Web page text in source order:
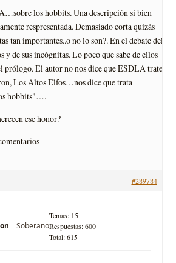
los hobbits. Una descripción si bien
respresentada. Demasiado corta quizás
tan importantes..o no lo son?. En el debate del
y de sus incógnitas. Lo poco que sabe de ellos
prólogo. El autor no nos dice que ESDLA trate
Los Altos Elfos…nos dice que trata
hobbits"….
ese honor?
#289784
Soberano
Temas: 15
Respuestas: 600
Total: 615